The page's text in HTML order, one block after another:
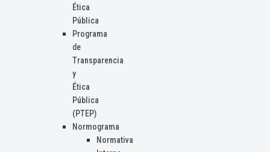
Ética
Pública
Programa
de
Transparencia
y
Ética
Pública
(PTEP)
Normograma
Normativa